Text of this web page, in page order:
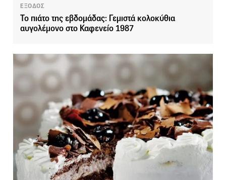
ΕΞΟΔΟΣ
Το πιάτο της εβδομάδας: Γεμιστά κολοκύθια
αυγολέμονο στο Καφενείο 1987